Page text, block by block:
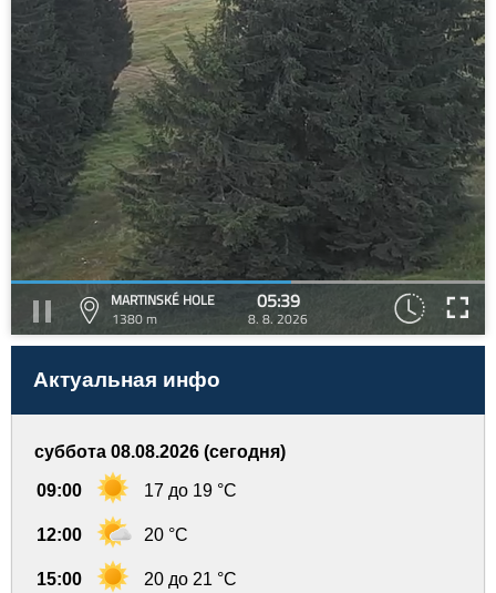
MARTINSKÉ HOLE
1380 m
05:39
8. 8. 2026
Актуальная инфо
суббота 08.08.2026 (сегодня)
09:00 17 до 19 °C
12:00 20 °C
15:00 20 до 21 °C